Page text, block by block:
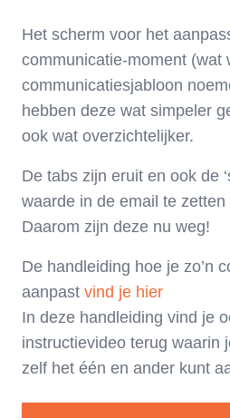
Het scherm voor het
communicatie-moment (wat
communicatiesjabloon
hebben deze wat simpeler
ook wat overzichtelijker.
De tabs zijn eruit en ook de
waarde in de email te
Daarom zijn deze nu weg!
De handleiding hoe je zo’n
aanpast vind je hier
In deze handleiding vind je
instructievideo terug waarin
zelf het één en ander kunt